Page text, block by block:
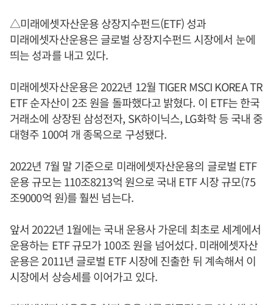
△미래에셋자산운용 상장지수펀드(ETF) 성과
미래에셋자산운용은 글로벌 상장지수펀드 시장에서 눈에
띄는 성과를 내고 있다.
미래에셋자산운용은 2022년 12월 TIGER MSCI KOREA TR
ETF 순자산이 2조 원을 돌파했다고 밝혔다. 이 ETF는 한국
거래소에 상장된 삼성전자, SK하이닉스, LG화학 등 국내 중
대형주 100여 개 종목으로 구성됐다.
2022년 7월 말 기준으로 미래에셋자산운용의 글로벌 ETF
운용 규모는 110조8213억 원으로 국내 ETF 시장 규모(75
조9000억 원)를 훨씬 넘는다.
앞서 2022년 1월에는 국내 운용사 가운데 최초로 세계에서
운용하는 ETF 규모가 100조 원을 넘어섰다. 미래에셋자산
운용은 2011년 글로벌 ETF 시장에 진출한 뒤 계속해서 이
시장에서 상승세를 이어가고 있다.